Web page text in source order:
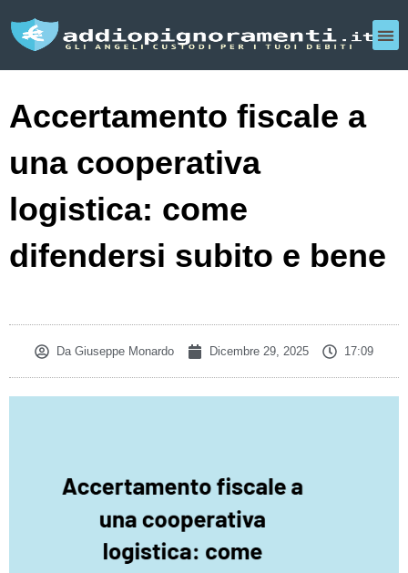
Accertamento fiscale a
una cooperativa
logistica: come
difendersi subito e bene
DaGiuseppe Monardo Dicembre 29, 2025 17:09